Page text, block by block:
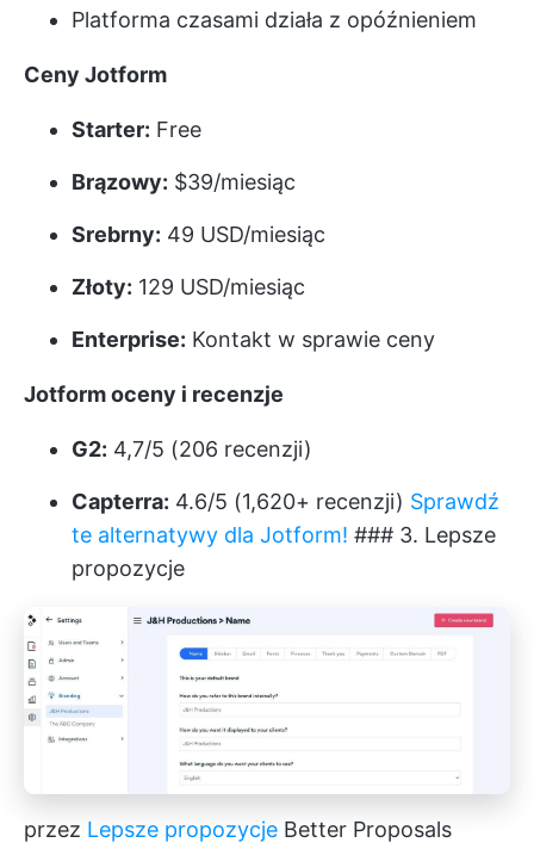
Platforma czasami działa z opóźnieniem
Ceny Jotform
Starter: Free
Brązowy: $39/miesiąc
Srebrny: 49 USD/miesiąc
Złoty: 129 USD/miesiąc
Enterprise: Kontakt w sprawie ceny
Jotform oceny i recenzje
G2: 4,7/5 (206 recenzji)
Capterra: 4.6/5 (1,620+ recenzji) Sprawdź
te alternatywy dla Jotform! ### 3. Lepsze
propozycje
przez Lepsze propozycje Better Proposals